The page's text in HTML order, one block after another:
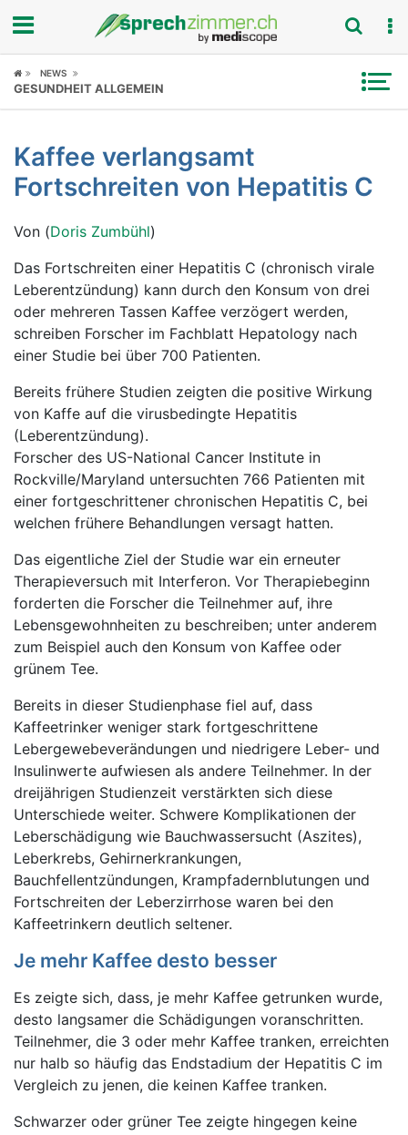
Fokus
Symptome
Ratgeber
Rubriken
NEWS
GESUNDHEIT ALLGEMEIN
Kaffee verlangsamt
Fortschreiten von Hepatitis C
Von (Doris Zumbühl)
Das Fortschreiten einer Hepatitis C (chronisch virale
Leberentzündung) kann durch den Konsum von drei
oder mehreren Tassen Kaffee verzögert werden,
schreiben Forscher im Fachblatt Hepatology nach
einer Studie bei über 700 Patienten.
Bereits frühere Studien zeigten die positive Wirkung
von Kaffe auf die virusbedingte Hepatitis
(Leberentzündung).
Forscher des US-National Cancer Institute in
Rockville/Maryland untersuchten 766 Patienten mit
einer fortgeschrittener chronischen Hepatitis C, bei
welchen frühere Behandlungen versagt hatten.
Das eigentliche Ziel der Studie war ein erneuter
Therapieversuch mit Interferon. Vor Therapiebeginn
forderten die Forscher die Teilnehmer auf, ihre
Lebensgewohnheiten zu beschreiben; unter anderem
zum Beispiel auch den Konsum von Kaffee oder
grünem Tee.
Bereits in dieser Studienphase fiel auf, dass
Kaffeetrinker weniger stark fortgeschrittene
Lebergewebeverändungen und niedrigere Leber- und
Insulinwerte aufwiesen als andere Teilnehmer. In der
dreijährigen Studienzeit verstärkten sich diese
Unterschiede weiter. Schwere Komplikationen der
Leberschädigung wie Bauchwassersucht (Aszites),
Leberkrebs, Gehirnerkrankungen,
Bauchfellentzündungen, Krampfadernblutungen und
Fortschreiten der Leberzirrhose waren bei den
Kaffeetrinkern deutlich seltener.
Je mehr Kaffee desto besser
Es zeigte sich, dass, je mehr Kaffee getrunken wurde,
desto langsamer die Schädigungen voranschritten.
Teilnehmer, die 3 oder mehr Kaffee tranken, erreichten
nur halb so häufig das Endstadium der Hepatitis C im
Vergleich zu jenen, die keinen Kaffee tranken.
Schwarzer oder grüner Tee zeigte hingegen keine